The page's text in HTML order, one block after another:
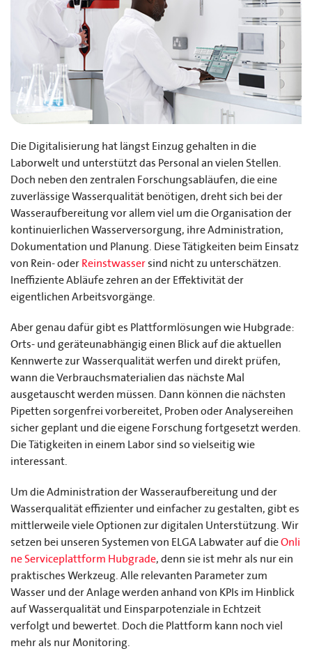
Die Digitalisierung hat längst Einzug gehalten in die
Laborwelt und unterstützt das Personal an vielen Stellen.
Doch neben den zentralen Forschungsabläufen, die eine
zuverlässige Wasserqualität benötigen, dreht sich bei der
Wasseraufbereitung vor allem viel um die Organisation der
kontinuierlichen Wasserversorgung, ihre Administration,
Dokumentation und Planung. Diese Tätigkeiten beim Einsatz
von Rein- oderReinstwassersind nicht zu unterschätzen.
Ineffiziente Abläufe zehren an der Effektivität der
eigentlichen Arbeitsvorgänge.
Aber genau dafür gibt es Plattformlösungen wie Hubgrade:
Orts- und geräteunabhängig einen Blick auf die aktuellen
Kennwerte zur Wasserqualität werfen und direkt prüfen,
wann die Verbrauchsmaterialien das nächste Mal
ausgetauscht werden müssen. Dann können die nächsten
Pipetten sorgenfrei vorbereitet, Proben oder Analysereihen
sicher geplant und die eigene Forschung fortgesetzt werden.
Die Tätigkeiten in einem Labor sind so vielseitig wie
interessant.
Um die Administration der Wasseraufbereitung und der
Wasserqualität effizienter und einfacher zu gestalten, gibt es
mittlerweile viele Optionen zur digitalen Unterstützung. Wir
setzen bei unseren Systemen von ELGA Labwater auf dieOnli
ne Serviceplattform Hubgrade, denn sie ist mehr als nur ein
praktisches Werkzeug. Alle relevanten Parameter zum
Wasser und der Anlage werden anhand von KPIs im Hinblick
auf Wasserqualität und Einsparpotenziale in Echtzeit
verfolgt und bewertet. Doch die Plattform kann noch viel
mehr als nur Monitoring.